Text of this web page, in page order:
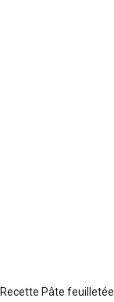
Recette Pâte